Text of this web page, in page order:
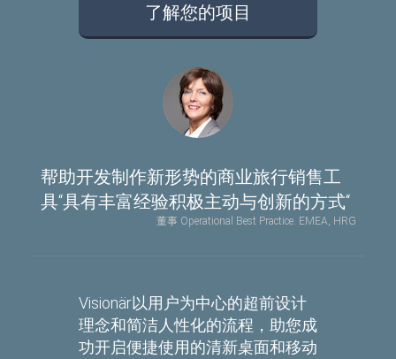
了解您的项目
帮助开发制作新形势的商业旅行销售工
具“具有丰富经验积极主动与创新的方式“
董事 Operational Best Practice. EMEA, HRG
Visionär以用户为中心的超前设计
理念和简洁人性化的流程，助您成
功开启便捷使用的清新桌面和移动